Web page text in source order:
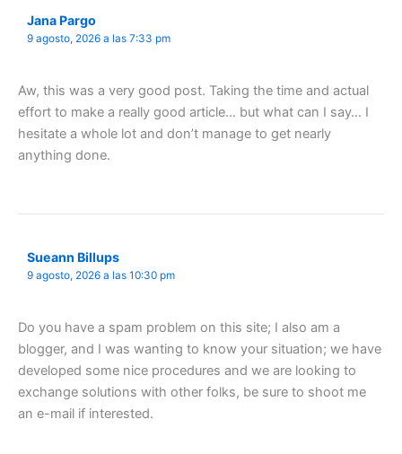
Jana Pargo
9 agosto, 2026 a las 7:33 pm
Aw, this was a very good post. Taking the time and actual
effort to make a really good article… but what can I say… I
hesitate a whole lot and don’t manage to get nearly
anything done.
Sueann Billups
9 agosto, 2026 a las 10:30 pm
Do you have a spam problem on this site; I also am a
blogger, and I was wanting to know your situation; we have
developed some nice procedures and we are looking to
exchange solutions with other folks, be sure to shoot me
an e-mail if interested.